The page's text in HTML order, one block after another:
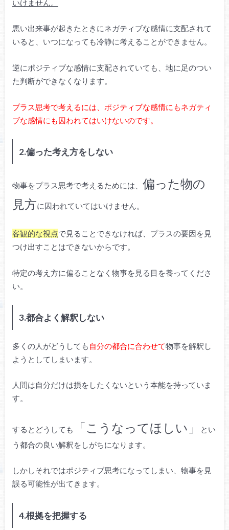
いけません。
悪い出来事が起きたときにネガティブな感情に支配されて
いると、いつになっても冷静に考えることができません。
逆にポジティブな感情に支配されていても、地に足のつい
た判断ができなくなります。
プラス思考で考えるには、ポジティブな感情にもネガティ
ブな感情にも囚われてはいけないのです。
2.偏った考え方をしない
物事をプラス思考で考えるためには、 偏った物の
見方に囚われていてはいけません。
客観的な視点で見ることできなければ、プラスの要因を見
つけ出すことはできないからです。
特定の考え方に偏ることなく物事を見る目を養ってくださ
い。
3.都合よく解釈しない
多くの人がどうしても 自分の都合に合わせて物事を解釈し
ようとしてしまいます。
人間は自分だけは損をしたくないという本能を持っていま
す。
するとどうしても 「こうなってほしい」
とい
う都合の良い解釈をしがちになります。
しかしそれではポジティブ思考になってしまい、物事を見
誤る可能性が出てきます。
4.根拠を把握する